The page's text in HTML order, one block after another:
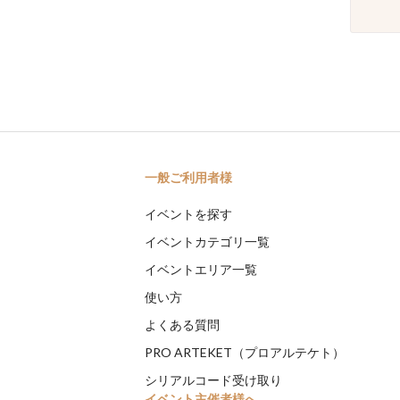
一般ご利用者様
イベントを探す
イベントカテゴリ一覧
イベントエリア一覧
使い方
よくある質問
PRO ARTEKET（プロアルテケト）
シリアルコード受け取り